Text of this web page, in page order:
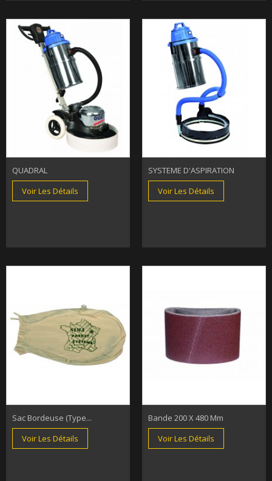
QUADRAL
Voir Les Détails
SYSTEME D'ASPIRATION
Voir Les Détails
Sac Bordeuse (type...
Voir Les Détails
Bande 200 X 480 Mm
Voir Les Détails